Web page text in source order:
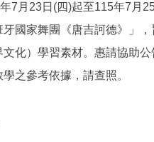
7月23日(四)起至115年7月
國家舞團《唐吉訶德》」
化）學習素材。惠請協助
之參考依據，請查照。